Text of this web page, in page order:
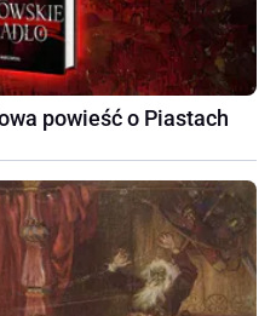
powieść o Piastach